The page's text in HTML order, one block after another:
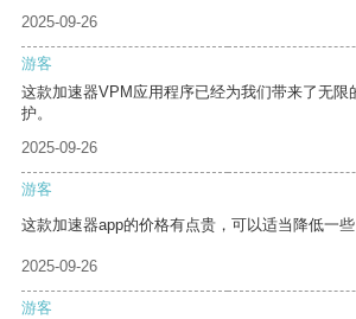
2025-09-26
游客
这款加速器VPM应用程序已经为我们带来了无限
护。
2025-09-26
游客
这款加速器app的价格有点贵，可以适当降低一些
2025-09-26
游客